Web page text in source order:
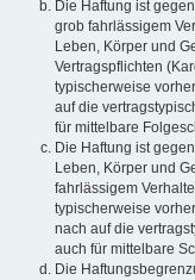
Die Haftung ist
grob fahrlässigem
Leben, Körper und
Vertragspflichten
typischerweise
auf die
für mittelbare
Die Haftung ist
Leben, Körper und
fahrlässigem
typischerweise
nach auf die
auch für mittelbare
Die